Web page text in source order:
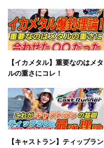
【イカメタル】重要なのはメタ
ルの重さにコレ！
【キャストラン】ティップラン